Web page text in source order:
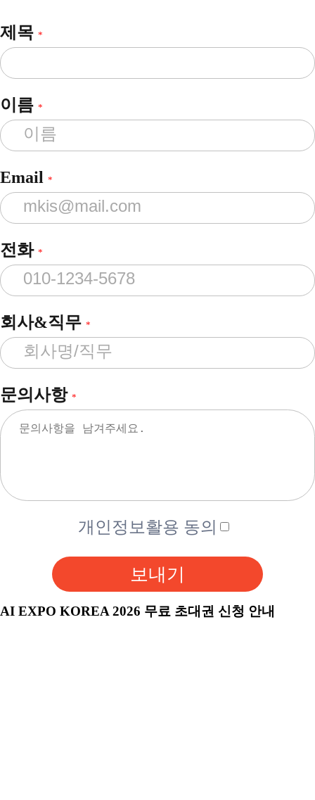
제목 *
이름 *
Email *
전화 *
회사&직무 *
문의사항 *
개인정보활용 동의
보내기
AI EXPO KOREA 2026 무료 초대권 신청 안내